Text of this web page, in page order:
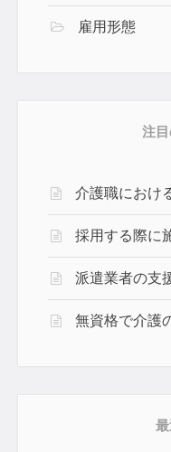
雇用形態
注
介護職におけ
採用する際に
派遣業者の支
無資格で介護